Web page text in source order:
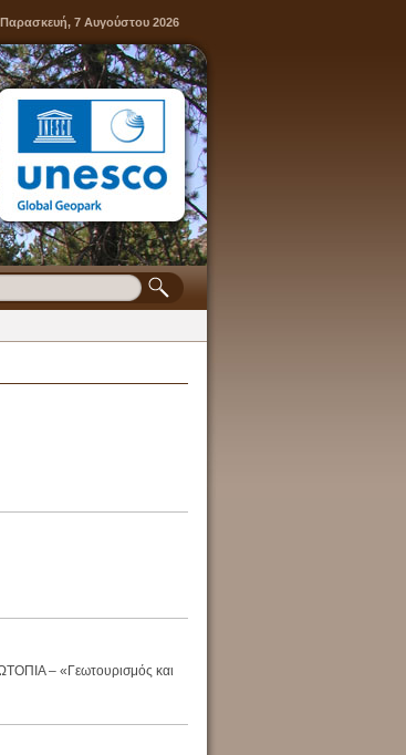
Παρασκευή, 7 Αυγούστου 2026
– «Γεωτουρισμός και